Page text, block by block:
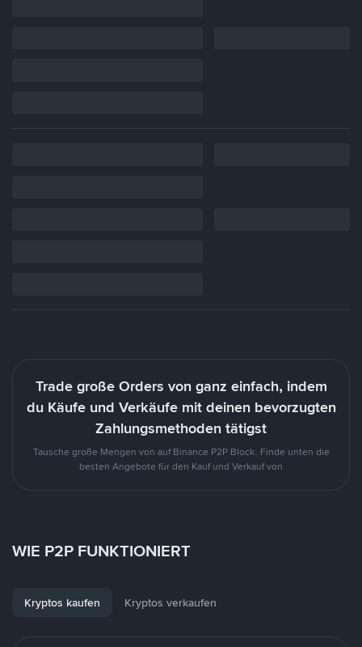
Trade große Orders von ganz einfach, indem
du Käufe und Verkäufe mit deinen bevorzugten
Zahlungsmethoden tätigst
Tausche große Mengen von auf Binance P2P Block. Finde unten die
besten Angebote für den Kauf und Verkauf von
WIE P2P FUNKTIONIERT
Kryptos kaufen Kryptos verkaufen